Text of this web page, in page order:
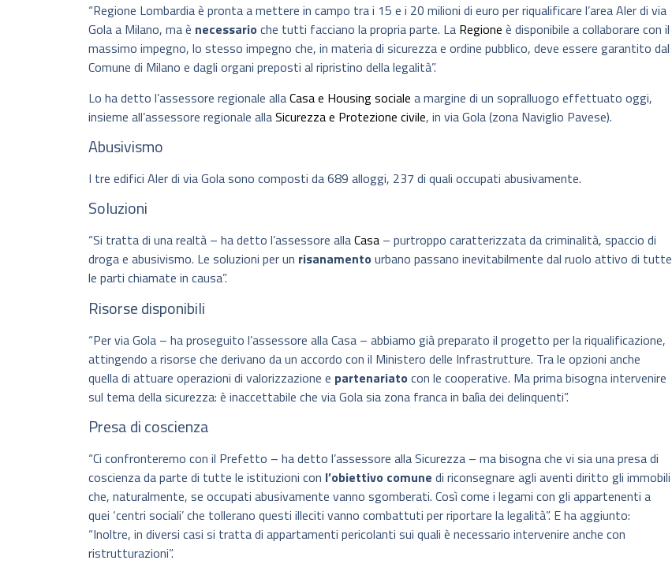
“Regione Lombardia è pronta a mettere in campo tra i 15 e i 20 milioni di euro per riqualificare l’area Aler di via
Gola a Milano, ma è necessario che tutti facciano la propria parte. La Regione è disponibile a collaborare con il
massimo impegno, lo stesso impegno che, in materia di sicurezza e ordine pubblico, deve essere garantito dal
Comune di Milano e dagli organi preposti al ripristino della legalità”.
Lo ha detto l’assessore regionale allaCasa e Housing sociale a margine di un sopralluogo effettuato oggi,
insieme all’assessore regionale allaSicurezza e Protezione civile, in via Gola (zona Naviglio Pavese).
Abusivismo
I tre edifici Aler di via Gola sono composti da 689 alloggi, 237 di quali occupati abusivamente.
Soluzioni
“Si tratta di una realtà – ha detto l’assessore allaCasa – purtroppo caratterizzata da criminalità, spaccio di
droga e abusivismo. Le soluzioni per un risanamento urbano passano inevitabilmente dal ruolo attivo di tutte
le parti chiamate in causa”.
Risorse disponibili
“Per via Gola – ha proseguito l’assessore alla Casa – abbiamo già preparato il progetto per la riqualificazione,
attingendo a risorse che derivano da un accordo con il Ministero delle Infrastrutture. Tra le opzioni anche
quella di attuare operazioni di valorizzazione e partenariato con le cooperative. Ma prima bisogna intervenire
sul tema della sicurezza: è inaccettabile che via Gola sia zona franca in balìa dei delinquenti”.
Presa di coscienza
“Ci confronteremo con il Prefetto – ha detto l’assessore alla Sicurezza – ma bisogna che vi sia una presa di
coscienza da parte di tutte le istituzioni con l’obiettivo comune di riconsegnare agli aventi diritto gli immobili
che, naturalmente, se occupati abusivamente vanno sgomberati. Così come i legami con gli appartenenti a
quei ‘centri sociali’ che tollerano questi illeciti vanno combattuti per riportare la legalità”. E ha aggiunto:
“Inoltre, in diversi casi si tratta di appartamenti pericolanti sui quali è necessario intervenire anche con
ristrutturazioni”.